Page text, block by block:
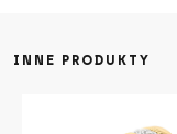
INNE PRODUKTY